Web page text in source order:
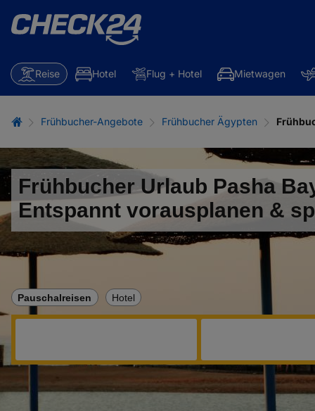
Reise Hotel Flug + Hotel Mietwagen
Frühbucher-Angebote Frühbucher Ägypten
Frühbucher Urlaub Pasha
Entspannt vorausplanen &
Pauschalreisen Hotel